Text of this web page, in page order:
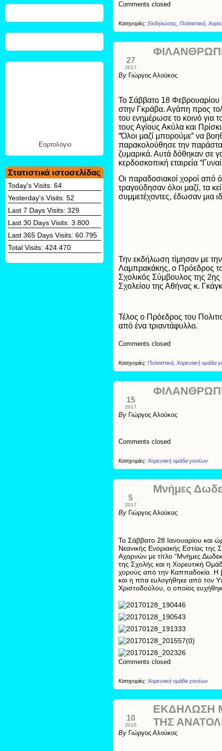
Εορτολόγιο
Στατιστικά ιστοσελίδας
Today's Visits: 64
Yesterday's Visits: 52
Last 7 Days Visits: 329
Last 30 Days Visits: 3.800
Last 365 Days Visits: 60.795
Total Visits: 424.470
Comments closed
Κατηγορίες: Εκδηλώσεις, Πολιτιστικά,
27
2017
By Γιώργος Αλούκος
Το Σάββατο 18 Φεβρουαρίου
στην Γκράβα. Αγάπη προς
του ενημέρωσε το κοινό για
τους Αγίους Ακύλα και
“Όλοι μαζί μπορούμε” να
παρακολούθησε την
ζυμαρικά. Αυτά δόθηκαν σε
κερδοσκοπική εταιρεία
Οι παραδοσιακοί χοροί από
τραγούδησαν όλοι μαζί, τα
συμμετέχοντες, έδωσαν μια
Την εκδήλωση τίμησαν με
Λαμπρακάκης, ο Πρόεδρος
Σχολικός Σύμβουλος της
Σχολείου της Αθήνας κ.
Τέλος ο Πρόεδρος του
από ένα τριαντάφυλλο.
Comments closed
Κατηγορίες: Πολιτιστικά, Χορευτική ομάδα
15
2017
By Γιώργος Αλούκος
Comments closed
Κατηγορίες: Χορευτική ομάδα γονέων
5
2017
Μνήμες
By Γιώργος Αλούκος
Το Σάββατο 28 Ιανουαρίου και
Νεανικής Ενοριακής Εστίας
Αχαρνών με τίτλο “Μνήμες
της Σχολής και η Χορευτική
χορούς από την Καππαδοκία. Η
και η πίτα ευλογήθηκε από τον
Χριστοδούλου, ο οποίος
Comments closed
Κατηγορίες: Χορευτική ομάδα γονέων
10
2016
ΕΚΔΗΛΩΣΗ
ΤΗΣ
By Γιώργος Αλούκος